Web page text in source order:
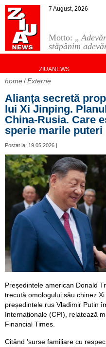
Motto: „
stăpânim
7 August, 2026
ZIUANEWS
home Externe
Alianța secretă
lui Xi Jinping.
China-Rusia. Care
sperie marile puteri
Postat la: 19.05.2026 |
Președintele american Donald
trecută omologului său chinez
președintele rus Vladimir Putin
Internaționale (CPI), relatează
Financial Times.
Citând 'surse familiare cu